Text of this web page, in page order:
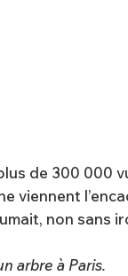
de 300 000
viennent
non sans
arbre à Paris.